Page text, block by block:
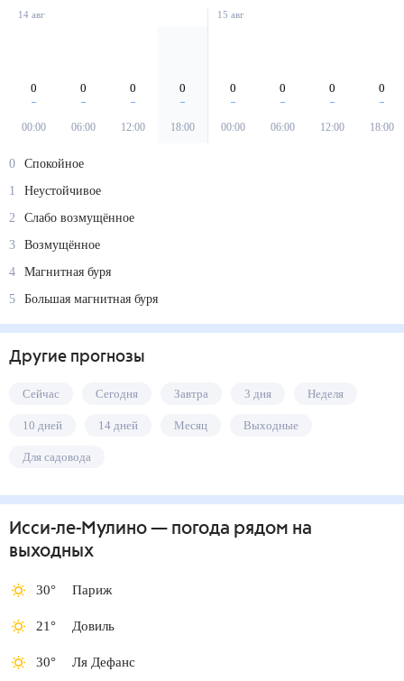
14 авг
0
00:00
0
06:00
0
12:00
0
18:00
15 авг
0
00:00
0
06:00
0
12:00
0
18:00
0
Спокойное
1
Неустойчивое
2
Слабо возмущённое
3
Возмущённое
4
Магнитная буря
5
Большая магнитная буря
Другие прогнозы
Сейчас Сегодня Завтра 3 дня Неделя
10 дней 14 дней Месяц Выходные
Для садовода
Исси-ле-Мулино— погода рядом на
выходных
30° Париж
21° Довиль
30° Ля Дефанс